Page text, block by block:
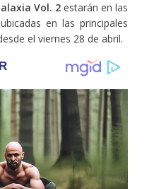
Vol. 2 estarán en las
en las principales
el viernes 28 de abril.